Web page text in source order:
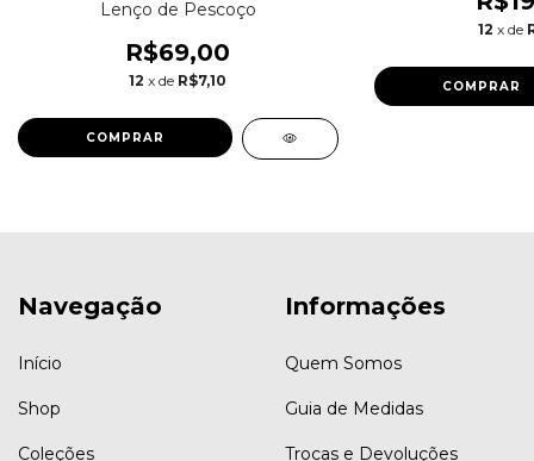
Lenço de Pescoço
R$69,00
12 x de R$7,10
COMPRAR
12 x de
COMPRAR
Navegação
Início
Shop
Coleções
Informações
Quem Somos
Guia de Medidas
Trocas e Devoluções